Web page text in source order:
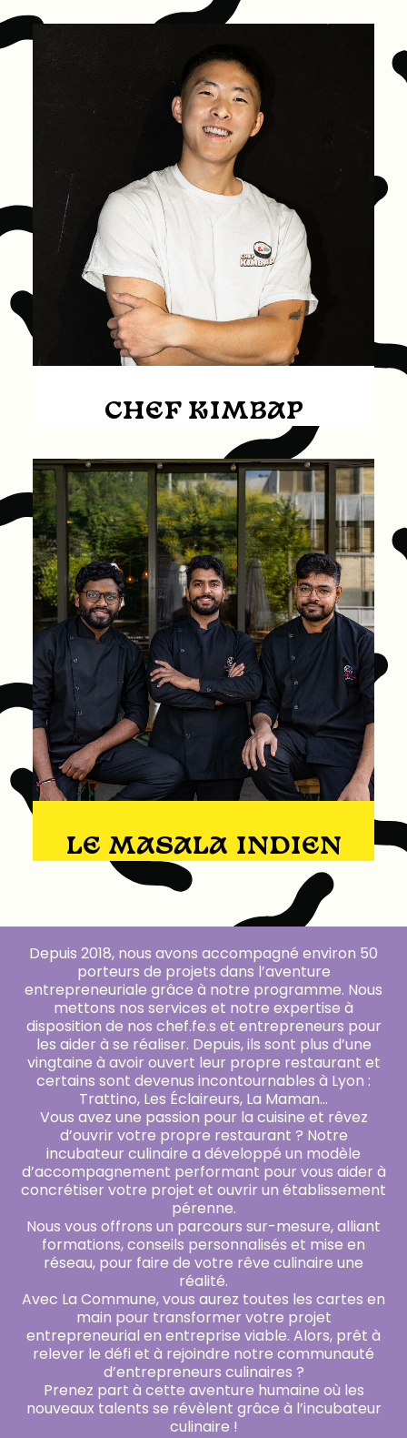
CHEF KIMBAP
LE MASALA INDIEN
Depuis 2018, nous avons accompagné environ 50
porteurs de projets dans l’aventure
entrepreneuriale grâce à notre programme. Nous
mettons nos services et notre expertise à
disposition de nos chef.fe.s et entrepreneurs pour
les aider à se réaliser. Depuis, ils sont plus d’une
vingtaine à avoir ouvert leur propre restaurant et
certains sont devenus incontournables à Lyon :
Trattino, Les Éclaireurs, La Maman…
Vous avez une passion pour la cuisine et rêvez
d’ouvrir votre propre restaurant ? Notre
incubateur culinaire a développé un modèle
d’accompagnement performant pour vous aider à
concrétiser votre projet et ouvrir un établissement
pérenne.
Nous vous offrons un parcours sur-mesure, alliant
formations, conseils personnalisés et mise en
réseau, pour faire de votre rêve culinaire une
réalité.
Avec La Commune, vous aurez toutes les cartes en
main pour transformer votre projet
entrepreneurial en entreprise viable. Alors, prêt à
relever le défi et à rejoindre notre communauté
d’entrepreneurs culinaires ?
Prenez part à cette aventure humaine où les
nouveaux talents se révèlent grâce à l’incubateur
culinaire !